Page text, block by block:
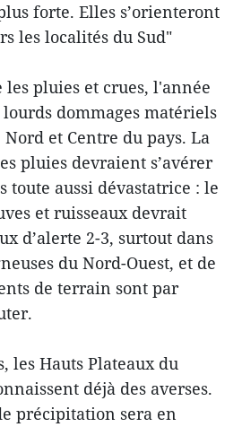
forte. Elles s’orienteront
les localités du Sud"
pluies et crues, l'année
dommages matériels
et Centre du pays. La
pluies devraient s’avérer
toute aussi dévastatrice : le
et ruisseaux devrait
d’alerte 2-3, surtout dans
du Nord-Ouest, et de
de terrain sont par
les Hauts Plateaux du
déjà des averses.
précipitation sera en